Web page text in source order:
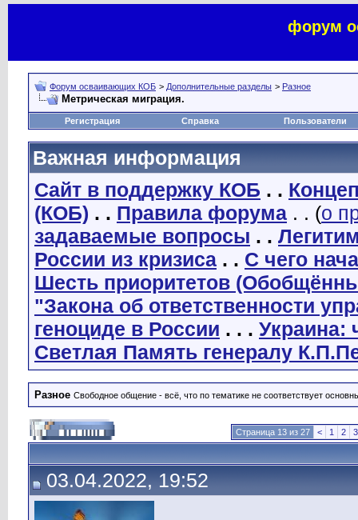
форум
Форум осваивающих КОБ > Дополнительные разделы > Разное
Метрическая миграция.
Регистрация Справка Пользователи
Важная информация
Сайт в поддержку КОБ . .
(КОБ) . . Правила форума . . (о
задаваемые вопросы . .
России из кризиса . . С чего
Шесть приоритетов
"Закона об ответственности
геноциде в России . . . Украина:
Светлая Память генералу
Разное Свободное общение - всё, что по тематике не соответствует
Страница 13 из 27 < 1 2 3
03.04.2022, 19:52